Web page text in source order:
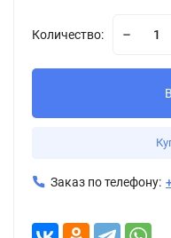
Количество:
Заказ по телефону: